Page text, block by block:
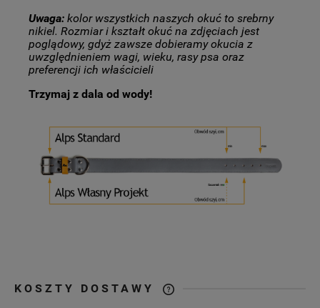
Uwaga: kolor wszystkich naszych okuć to srebrny
nikiel. Rozmiar i kształt okuć na zdjęciach jest
poglądowy, gdyż zawsze dobieramy okucia z
uwzględnieniem wagi, wieku, rasy psa oraz
preferencji ich właścicieli
Trzymaj z dala od wody!
KOSZTY DOSTAWY